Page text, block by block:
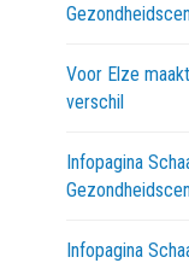
Voor Elze
verschil
Infopagina
Infopagina